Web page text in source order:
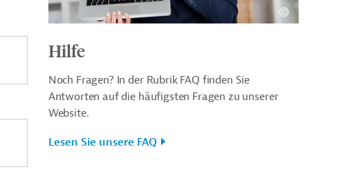
Hilfe
Noch Fragen? In der Rubrik FAQ finden Sie
Antworten auf die häufigsten Fragen zu unserer
Website.
Lesen Sie unsere FAQ